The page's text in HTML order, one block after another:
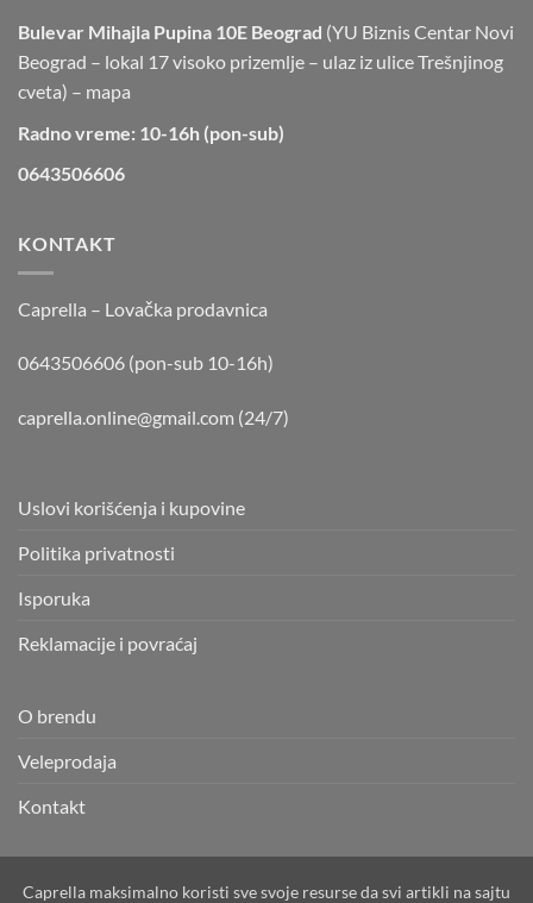
Bulevar Mihajla Pupina 10E Beograd (YU Biznis Centar Novi
Beograd – lokal 17 visoko prizemlje – ulaz iz ulice Trešnjinog
cveta) – mapa
Radno vreme: 10-16h (pon-sub)
0643506606
KONTAKT
Caprella – Lovačka prodavnica
0643506606 (pon-sub 10-16h)
caprella.online@gmail.com (24/7)
Uslovi korišćenja i kupovine
Politika privatnosti
Isporuka
Reklamacije i povraćaj
O brendu
Veleprodaja
Kontakt
Caprella maksimalno koristi sve svoje resurse da svi artikli na sajtu